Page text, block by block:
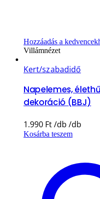
Hozzáadás a
Villámnézet
Kert/szabadidő
Napelemes,
dekoráció (BBJ)
1.990 Ft
Kosárba teszem